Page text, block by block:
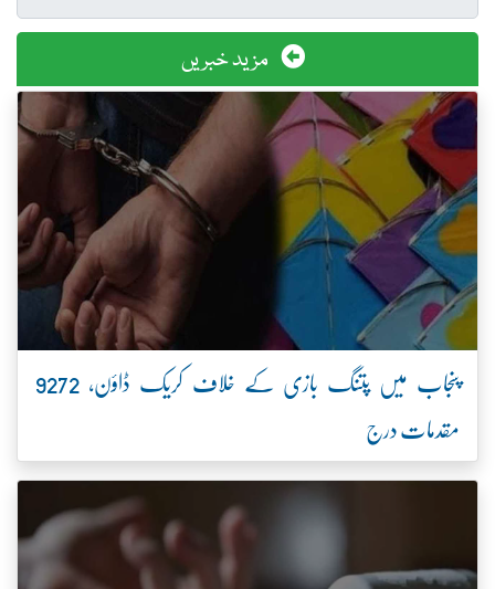
مزید خبریں
پنجاب میں پتنگ بازی کے خلاف کریک ڈاؤن، 9272
مقدمات درج